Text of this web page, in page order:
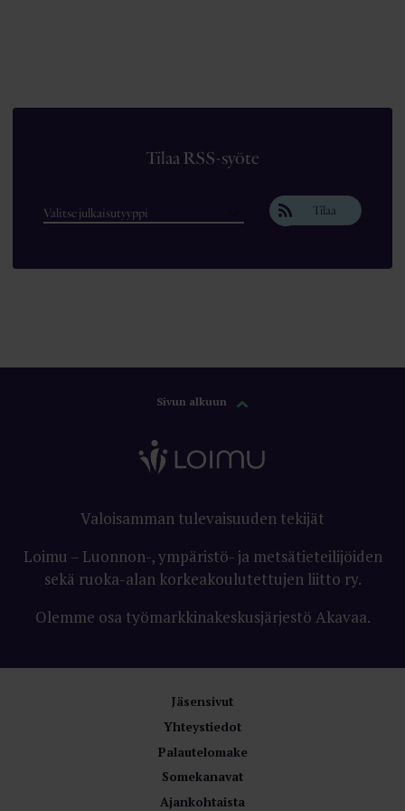
Tilaa RSS-syöte
Tilaa
Sivun alkuun
Valoisamman tulevaisuuden tekijät
Loimu – Luonnon-, ympäristö- ja metsätieteilijöiden
sekä ruoka-alan korkeakoulutettujen liitto ry.
Olemme osa työmarkkinakeskusjärjestö Akavaa.
Jäsensivut
Yhteystiedot
Palautelomake
Somekanavat
Ajankohtaista